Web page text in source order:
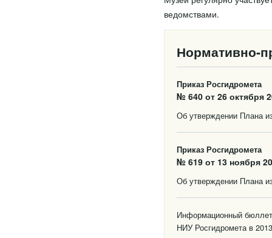
ведомствами.
Нормативно-
Приказ Росгидромета
№ 640 от 26 октября
Об утверждении Плана
Приказ Росгидромета
№ 619 от 13 ноября
Об утверждении Плана
Информационный
НИУ Росгидромета в